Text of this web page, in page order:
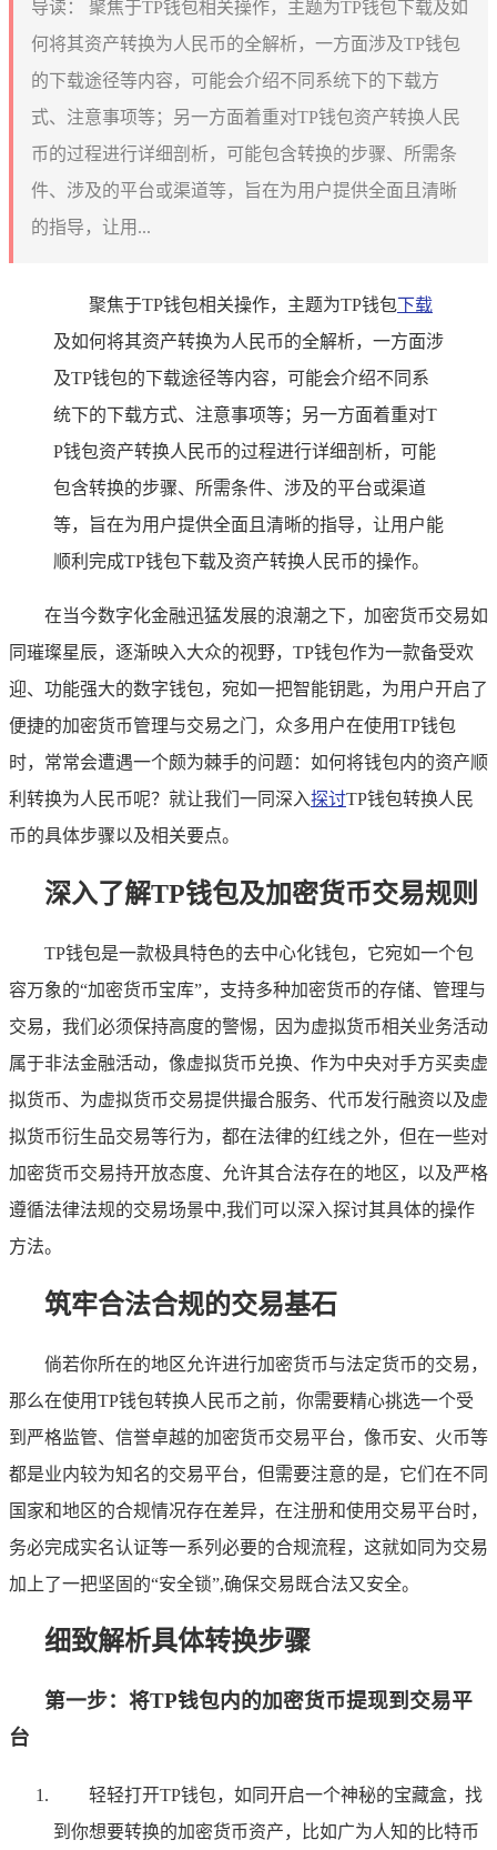
导读：
聚焦于TP钱包相关操作，主题为TP钱包下载及如
何将其资产转换为人民币的全解析，一方面涉及TP钱包
的下载途径等内容，可能会介绍不同系统下的下载方
式、注意事项等；另一方面着重对TP钱包资产转换人民
币的过程进行详细剖析，可能包含转换的步骤、所需条
件、涉及的平台或渠道等，旨在为用户提供全面且清晰
的指导，让用...
聚焦于TP钱包相关操作，主题为TP钱包下载
及如何将其资产转换为人民币的全解析，一方面涉
及TP钱包的下载途径等内容，可能会介绍不同系
统下的下载方式、注意事项等；另一方面着重对T
P钱包资产转换人民币的过程进行详细剖析，可能
包含转换的步骤、所需条件、涉及的平台或渠道
等，旨在为用户提供全面且清晰的指导，让用户能
顺利完成TP钱包下载及资产转换人民币的操作。
在当今数字化金融迅猛发展的浪潮之下，加密货币交易如
同璀璨星辰，逐渐映入大众的视野，TP钱包作为一款备受欢
迎、功能强大的数字钱包，宛如一把智能钥匙，为用户开启了
便捷的加密货币管理与交易之门，众多用户在使用TP钱包
时，常常会遭遇一个颇为棘手的问题：如何将钱包内的资产顺
利转换为人民币呢？就让我们一同深入探讨TP钱包转换人民
币的具体步骤以及相关要点。
深入了解TP钱包及加密货币交易规则
TP钱包是一款极具特色的去中心化钱包，它宛如一个包
容万象的“加密货币宝库”，支持多种加密货币的存储、管理与
交易，我们必须保持高度的警惕，因为虚拟货币相关业务活动
属于非法金融活动，像虚拟货币兑换、作为中央对手方买卖虚
拟货币、为虚拟货币交易提供撮合服务、代币发行融资以及虚
拟货币衍生品交易等行为，都在法律的红线之外，但在一些对
加密货币交易持开放态度、允许其合法存在的地区，以及严格
遵循法律法规的交易场景中,我们可以深入探讨其具体的操作
方法。
筑牢合法合规的交易基石
倘若你所在的地区允许进行加密货币与法定货币的交易，
那么在使用TP钱包转换人民币之前，你需要精心挑选一个受
到严格监管、信誉卓越的加密货币交易平台，像币安、火币等
都是业内较为知名的交易平台，但需要注意的是，它们在不同
国家和地区的合规情况存在差异，在注册和使用交易平台时，
务必完成实名认证等一系列必要的合规流程，这就如同为交易
加上了一把坚固的“安全锁”,确保交易既合法又安全。
细致解析具体转换步骤
第一步：将TP钱包内的加密货币提现到交易平
台
轻轻打开TP钱包，如同开启一个神秘的宝藏盒，找
到你想要转换的加密货币资产，比如广为人知的比特币